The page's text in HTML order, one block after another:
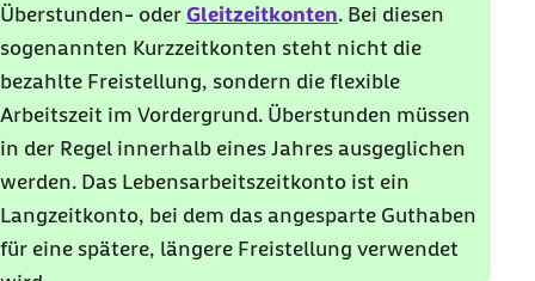
Überstunden- oder Gleitzeitkonten. Bei diesen
sogenannten Kurzzeitkonten steht nicht die
bezahlte Freistellung, sondern die flexible
Arbeitszeit im Vordergrund. Überstunden müssen
in der Regel innerhalb eines Jahres ausgeglichen
werden. Das Lebensarbeitszeitkonto ist ein
Langzeitkonto, bei dem das angesparte Guthaben
für eine spätere, längere Freistellung verwendet